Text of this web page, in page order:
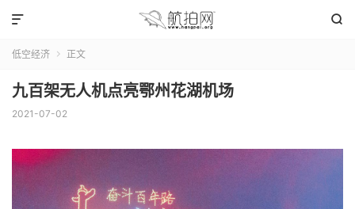


低空经济  正文
九百架无人机点亮鄂州花湖机场
2021-07-02